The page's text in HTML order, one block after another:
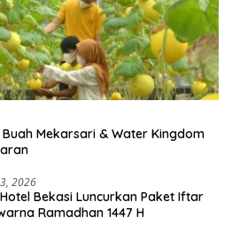
Mekarsari & Water Kingdom
2026
Bekasi Luncurkan Paket Iftar
Ramadhan 1447 H